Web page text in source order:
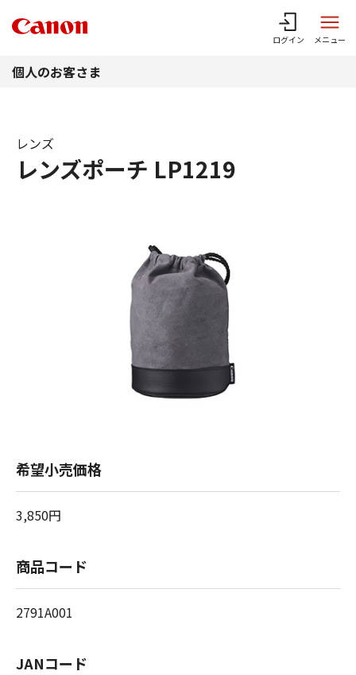
ログイン メニュー
個人のお客さま
レンズポーチ LP1219
レンズ
希望小売価格
3,850円
商品コード
2791A001
JANコード